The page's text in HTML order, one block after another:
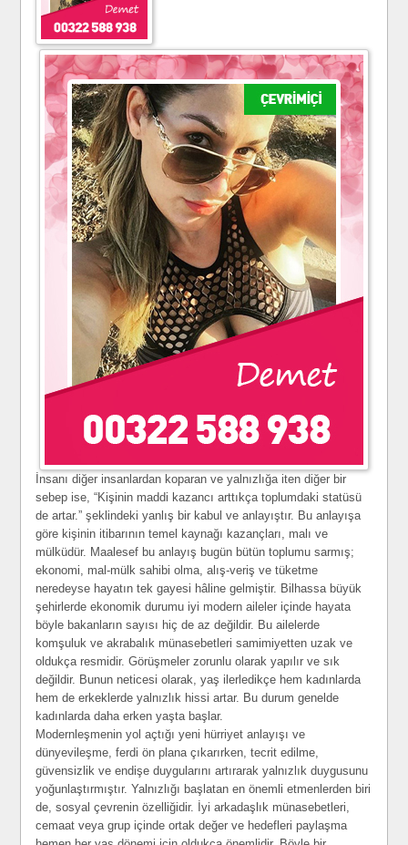
İnsanı diğer insanlardan koparan ve yalnızlığa iten diğer bir
sebep ise, “Kişinin maddi kazancı arttıkça toplumdaki statüsü
de artar.” şeklindeki yanlış bir kabul ve anlayıştır. Bu anlayışa
göre kişinin itibarının temel kaynağı kazançları, malı ve
mülküdür. Maalesef bu anlayış bugün bütün toplumu sarmış;
ekonomi, mal-mülk sahibi olma, alış-veriş ve tüketme
neredeyse hayatın tek gayesi hâline gelmiştir. Bilhassa büyük
şehirlerde ekonomik durumu iyi modern aileler içinde hayata
böyle bakanların sayısı hiç de az değildir. Bu ailelerde
komşuluk ve akrabalık münasebetleri samimiyetten uzak ve
oldukça resmidir. Görüşmeler zorunlu olarak yapılır ve sık
değildir. Bunun neticesi olarak, yaş ilerledikçe hem kadınlarda
hem de erkeklerde yalnızlık hissi artar. Bu durum genelde
kadınlarda daha erken yaşta başlar.
Modernleşmenin yol açtığı yeni hürriyet anlayışı ve
dünyevileşme, ferdi ön plana çıkarırken, tecrit edilme,
güvensizlik ve endişe duygularını artırarak yalnızlık duygusunu
yoğunlaştırmıştır. Yalnızlığı başlatan en önemli etmenlerden biri
de, sosyal çevrenin özelliğidir. İyi arkadaşlık münasebetleri,
cemaat veya grup içinde ortak değer ve hedefleri paylaşma